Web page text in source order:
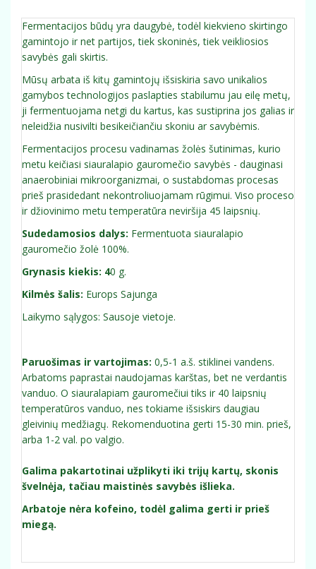
Fermentacijos būdų yra daugybė, todėl kiekvieno skirtingo
gamintojo ir net partijos, tiek skoninės, tiek veikliosios
savybės gali skirtis.
Mūsų arbata iš kitų gamintojų išsiskiria savo unikalios
gamybos technologijos paslapties stabilumu jau eilę metų,
ji fermentuojama netgi du kartus, kas sustiprina jos galias ir
neleidžia nusivilti besikeičiančiu skoniu ar savybėmis.
Fermentacijos procesu vadinamas žolės šutinimas, kurio
metu keičiasi siauralapio gauromečio savybės - dauginasi
anaerobiniai mikroorganizmai, o sustabdomas procesas
prieš prasidedant nekontroliuojamam rūgimui. Viso proceso
ir džiovinimo metu temperatūra neviršija 45 laipsnių.
Sudedamosios dalys: Fermentuota siauralapio
gauromečio žolė 100%.
Grynasis kiekis: 40 g.
Kilmės šalis: Europs Sajunga
Laikymo sąlygos: Sausoje vietoje.
Paruošimas ir vartojimas: 0,5-1 a.š. stiklinei vandens.
Arbatoms paprastai naudojamas karštas, bet ne verdantis
vanduo. O siauralapiam gauromečiui tiks ir 40 laipsnių
temperatūros vanduo, nes tokiame išsiskirs daugiau
gleivinių medžiagų. Rekomenduotina gerti 15-30 min. prieš,
arba 1-2 val. po valgio.
Galima pakartotinai užplikyti iki trijų kartų, skonis
švelnėja, tačiau maistinės savybės išlieka.
Arbatoje nėra kofeino, todėl galima gerti ir prieš
miegą.